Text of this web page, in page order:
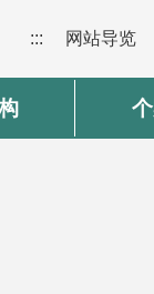
::: 网站导览